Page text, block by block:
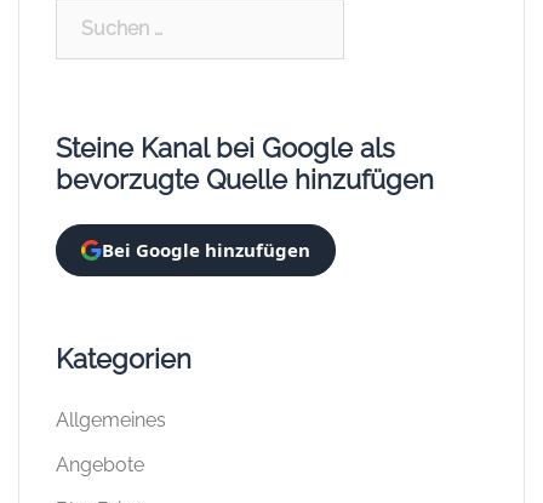
Suchen
Steine Kanal bei Google als
bevorzugte Quelle hinzufügen
Bei Google hinzufügen
Kategorien
Allgemeines
Angebote